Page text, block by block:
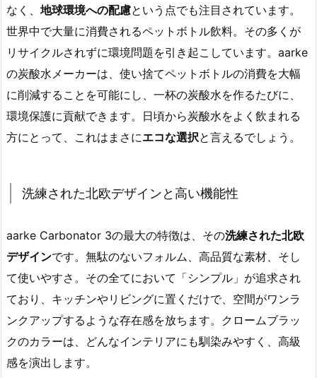
なく、 地球環境への配慮という点でも注目されています。
世界中で大量に消費されるペットボトル飲料。その多くが
リサイクルされずに環境問題を引き起こしています。aarke
の炭酸水メーカーは、使い捨てペットボトルの消費を大幅
に削減することを可能にし、一杯の炭酸水を作るたびに、
環境保護に貢献できます。日頃から炭酸水をよく飲まれる
方にとって、これはまさにエコな選択と言えるでしょう。
洗練された北欧デザインと高い機能性
aarke Carbonator 3の最大の特徴は、その洗練された北欧
デザインです。無駄のないフォルム、高品質な素材、そし
て使いやすさ。その全てにおいて「シンプル」が追求され
ており、キッチンやリビングに置くだけで、空間がワンラ
ンクアップするような存在感を放ちます。クロームブラッ
クのカラーは、どんなインテリアにも馴染みやすく、高級
感を演出します。